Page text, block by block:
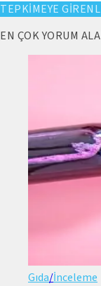
TEPKİMEYE
EN ÇOK YORUM
Gıda/İnceleme